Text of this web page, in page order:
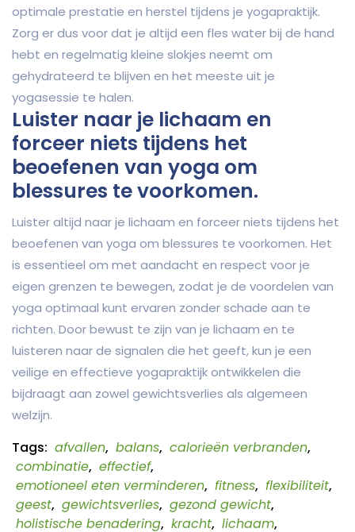
optimale prestatie en herstel tijdens je yogapraktijk.
Zorg er dus voor dat je altijd een fles water bij de hand
hebt en regelmatig kleine slokjes neemt om
gehydrateerd te blijven en het meeste uit je
yogasessie te halen.
Luister naar je lichaam en
forceer niets tijdens het
beoefenen van yoga om
blessures te voorkomen.
Luister altijd naar je lichaam en forceer niets tijdens het
beoefenen van yoga om blessures te voorkomen. Het
is essentieel om met aandacht en respect voor je
eigen grenzen te bewegen, zodat je de voordelen van
yoga optimaal kunt ervaren zonder schade aan te
richten. Door bewust te zijn van je lichaam en te
luisteren naar de signalen die het geeft, kun je een
veilige en effectieve yogapraktijk ontwikkelen die
bijdraagt aan zowel gewichtsverlies als algemeen
welzijn.
Tags: afvallen, balans, calorieën verbranden,
combinatie, effectief,
emotioneel eten verminderen, fitness, flexibiliteit,
geest, gewichtsverlies, gezond gewicht,
holistische benadering, kracht, lichaam,